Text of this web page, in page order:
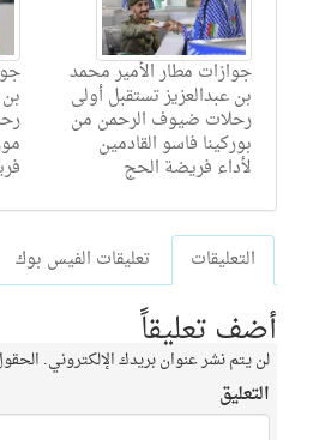
جوازات مطار الأمير محمد
بن عبدالعزيز تستقبل أولى
رحلات ضيوف الرحمن من
بوركينا فاسو القادمين
لأداء فريضة الحج
التعليقات تعليقات الفيس بوك
أضف تعليقاً
لن يتم نشر عنوان بريدك الإلكتروني.
التعليق